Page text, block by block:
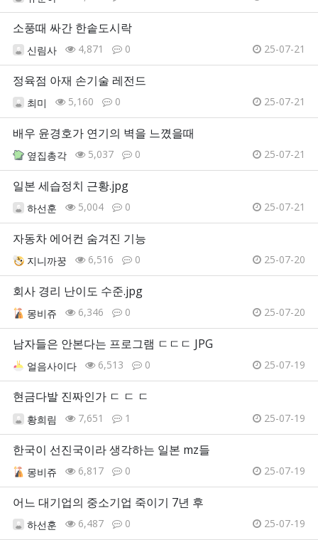
소풍때 싸간 한솥도시락
신림사 4,871 0 25-07-21
정육점 아재 손기술 레전드
최미 5,160 0 25-07-21
배우 윤경호가 연기의 벽을 느꼈을때
옆집총각 5,037 0 25-07-21
일본 세습정치 근황.jpg
하선훈 5,004 0 25-07-21
자동차 에어컨 숨겨진 기능
지니까꿍 6,516 0 25-07-20
회사 경리 난이도 수준.jpg
몽비쥬 6,346 0 25-07-20
남자들은 안본다는 프로그램 ㄷㄷㄷ JPG
얼음사이다 6,513 0 25-07-19
현금다발 진짜인가 ㄷ ㄷ ㄷ
황희림 7,651 1 25-07-19
한국이 선진국이라 생각하는 일본 mz들
몽비쥬 6,817 0 25-07-19
어느 대기업의 중소기업 죽이기 7년 후
하선훈 6,487 0 25-07-19